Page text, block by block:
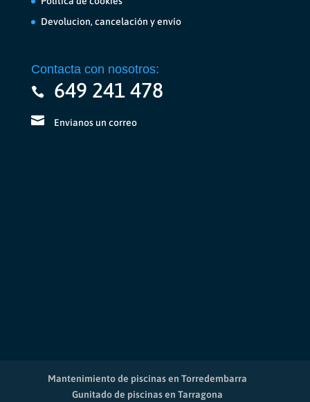
Devolucion, cancelación y envío
Contacta con nosotros:
649 241 478
Envianos un correo
Mantenimiento de piscinas en Torredembarra
Gunitado de piscinas en Tarragona